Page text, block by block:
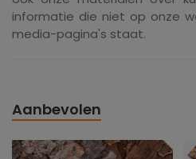
informatie die niet op onze
media-pagina's staat.
Aanbevolen